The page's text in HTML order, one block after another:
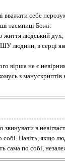
себе
таємниці Божі.
людський дух,
в серці
вірша не є
з манускриптів
в
Навіть, якщо
по собі,